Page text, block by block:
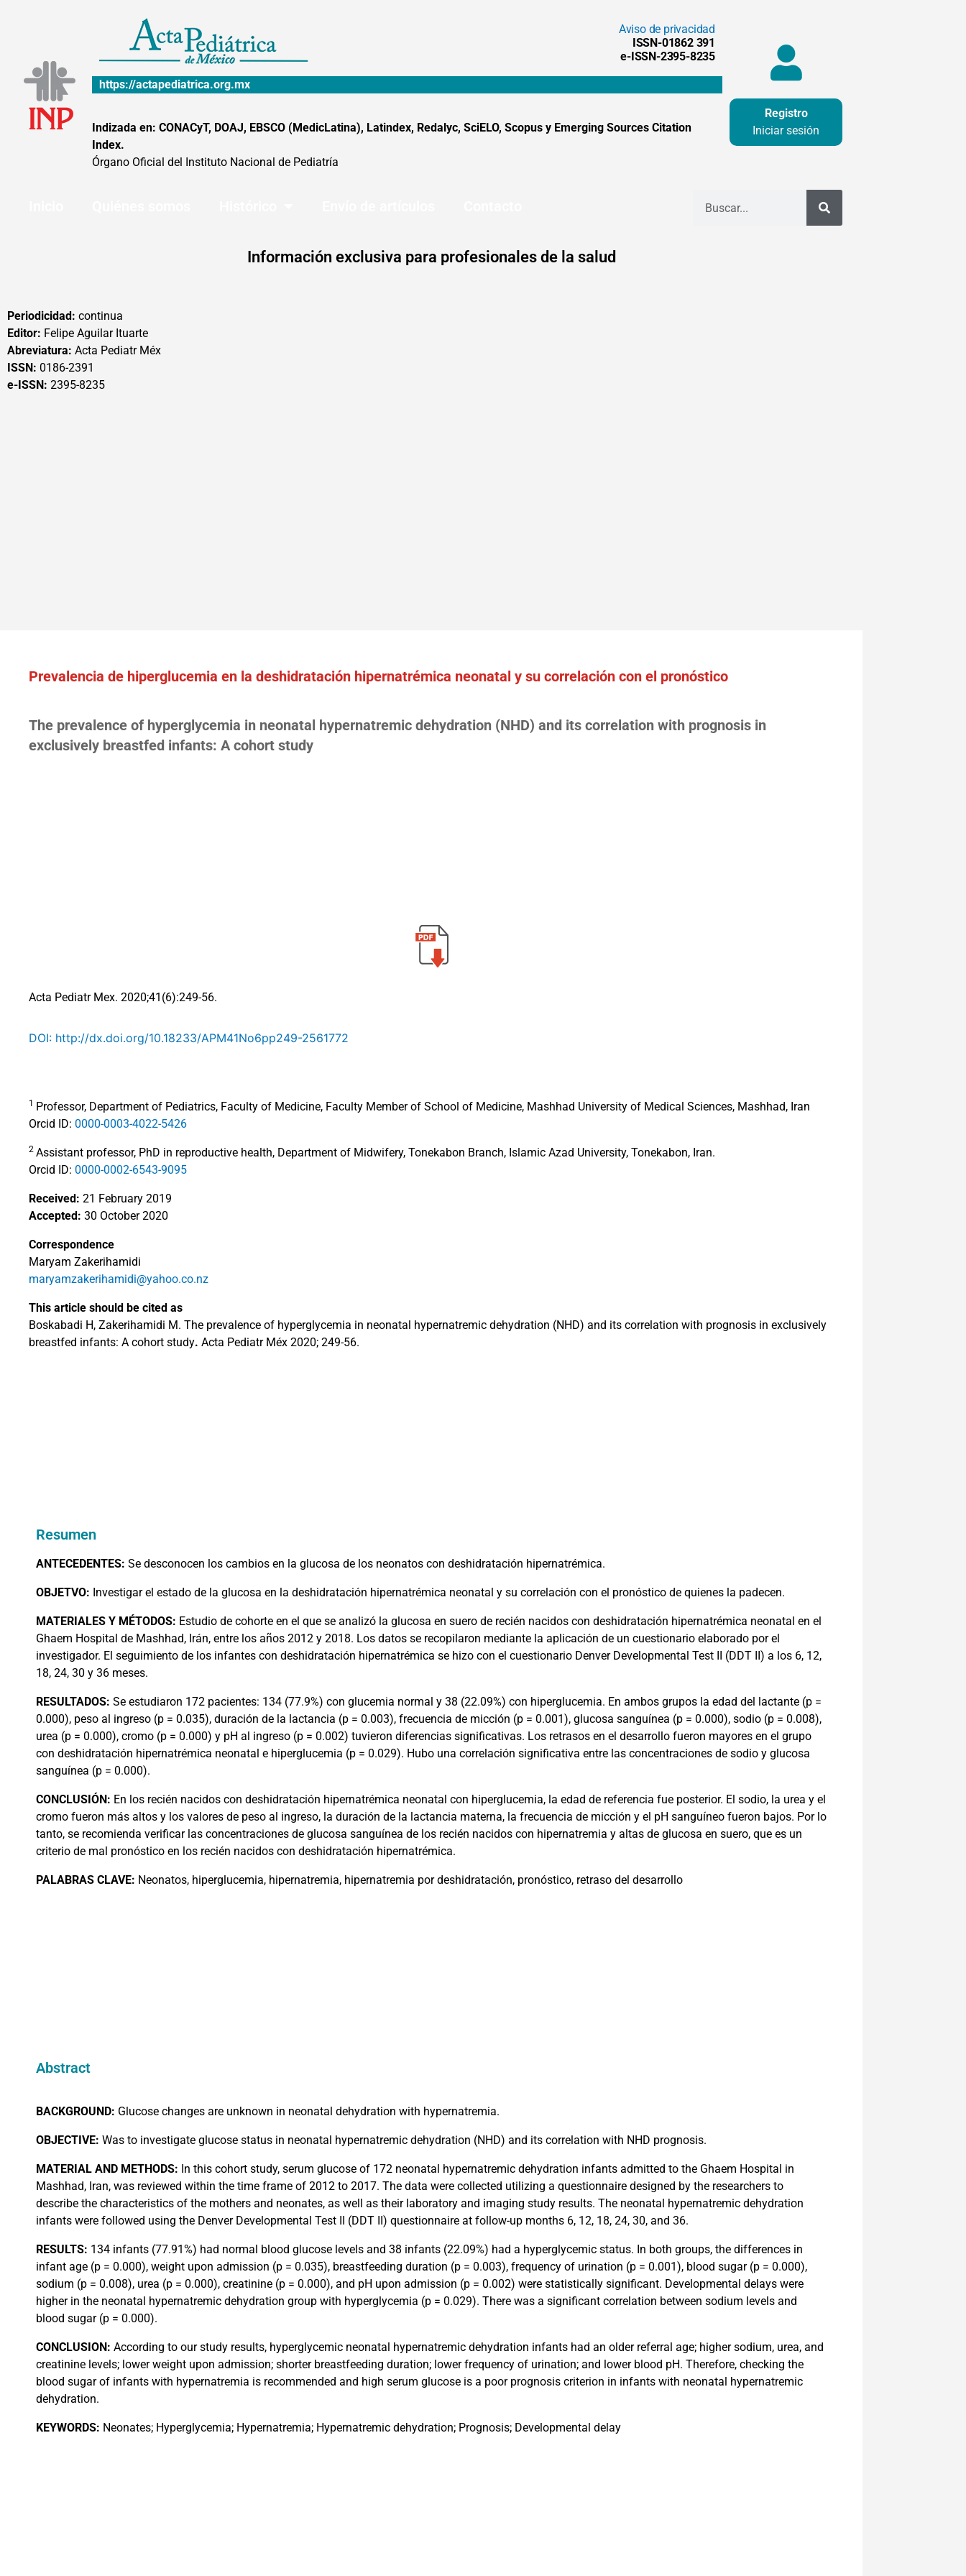
Aviso de privacidad
ISSN-01862 391
e-ISSN-2395-8235
https://actapediatrica.org.mx
Indizada en: CONACyT, DOAJ, EBSCO (MedicLatina), Latindex, Redalyc, SciELO, Scopus y Emerging Sources Citation
Index.
Órgano Oficial del Instituto Nacional de Pediatría
Registro
Iniciar sesión
Información exclusiva para profesionales de la salud
Periodicidad: continua
Editor: Felipe Aguilar Ituarte
Abreviatura: Acta Pediatr Méx
ISSN: 0186-2391
e-ISSN: 2395-8235
Prevalencia de hiperglucemia en la deshidratación hipernatrémica neonatal y su correlación con el pronóstico
The prevalence of hyperglycemia in neonatal hypernatremic dehydration (NHD) and its correlation with prognosis in
exclusively breastfed infants: A cohort study
Acta Pediatr Mex. 2020;41(6):249-56.
DOI: http://dx.doi.org/10.18233/APM41No6pp249-2561772
1 Professor, Department of Pediatrics, Faculty of Medicine, Faculty Member of School of Medicine, Mashhad University of Medical Sciences, Mashhad, Iran
Orcid ID: 0000-0003-4022-5426
2 Assistant professor, PhD in reproductive health, Department of Midwifery, Tonekabon Branch, Islamic Azad University, Tonekabon, Iran.
Orcid ID: 0000-0002-6543-9095
Received: 21 February 2019
Accepted: 30 October 2020
Correspondence
Maryam Zakerihamidi
maryamzakerihamidi@yahoo.co.nz
This article should be cited as
Boskabadi H, Zakerihamidi M. The prevalence of hyperglycemia in neonatal hypernatremic dehydration (NHD) and its correlation with prognosis in exclusively
breastfed infants: A cohort study. Acta Pediatr Méx 2020; 249-56.
Resumen
ANTECEDENTES: Se desconocen los cambios en la glucosa de los neonatos con deshidratación hipernatrémica.
OBJETVO: Investigar el estado de la glucosa en la deshidratación hipernatrémica neonatal y su correlación con el pronóstico de quienes la padecen.
MATERIALES Y MÉTODOS: Estudio de cohorte en el que se analizó la glucosa en suero de recién nacidos con deshidratación hipernatrémica neonatal en el
Ghaem Hospital de Mashhad, Irán, entre los años 2012 y 2018. Los datos se recopilaron mediante la aplicación de un cuestionario elaborado por el
investigador. El seguimiento de los infantes con deshidratación hipernatrémica se hizo con el cuestionario Denver Developmental Test II (DDT II) a los 6, 12,
18, 24, 30 y 36 meses.
RESULTADOS: Se estudiaron 172 pacientes: 134 (77.9%) con glucemia normal y 38 (22.09%) con hiperglucemia. En ambos grupos la edad del lactante (p =
0.000), peso al ingreso (p = 0.035), duración de la lactancia (p = 0.003), frecuencia de micción (p = 0.001), glucosa sanguínea (p = 0.000), sodio (p = 0.008),
urea (p = 0.000), cromo (p = 0.000) y pH al ingreso (p = 0.002) tuvieron diferencias significativas. Los retrasos en el desarrollo fueron mayores en el grupo
con deshidratación hipernatrémica neonatal e hiperglucemia (p = 0.029). Hubo una correlación significativa entre las concentraciones de sodio y glucosa
sanguínea (p = 0.000).
CONCLUSIÓN: En los recién nacidos con deshidratación hipernatrémica neonatal con hiperglucemia, la edad de referencia fue posterior. El sodio, la urea y el
cromo fueron más altos y los valores de peso al ingreso, la duración de la lactancia materna, la frecuencia de micción y el pH sanguíneo fueron bajos. Por lo
tanto, se recomienda verificar las concentraciones de glucosa sanguínea de los recién nacidos con hipernatremia y altas de glucosa en suero, que es un
criterio de mal pronóstico en los recién nacidos con deshidratación hipernatrémica.
PALABRAS CLAVE: Neonatos, hiperglucemia, hipernatremia, hipernatremia por deshidratación, pronóstico, retraso del desarrollo
Abstract
BACKGROUND: Glucose changes are unknown in neonatal dehydration with hypernatremia.
OBJECTIVE: Was to investigate glucose status in neonatal hypernatremic dehydration (NHD) and its correlation with NHD prognosis.
MATERIAL AND METHODS: In this cohort study, serum glucose of 172 neonatal hypernatremic dehydration infants admitted to the Ghaem Hospital in
Mashhad, Iran, was reviewed within the time frame of 2012 to 2017. The data were collected utilizing a questionnaire designed by the researchers to
describe the characteristics of the mothers and neonates, as well as their laboratory and imaging study results. The neonatal hypernatremic dehydration
infants were followed using the Denver Developmental Test II (DDT II) questionnaire at follow-up months 6, 12, 18, 24, 30, and 36.
RESULTS: 134 infants (77.91%) had normal blood glucose levels and 38 infants (22.09%) had a hyperglycemic status. In both groups, the differences in
infant age (p = 0.000), weight upon admission (p = 0.035), breastfeeding duration (p = 0.003), frequency of urination (p = 0.001), blood sugar (p = 0.000),
sodium (p = 0.008), urea (p = 0.000), creatinine (p = 0.000), and pH upon admission (p = 0.002) were statistically significant. Developmental delays were
higher in the neonatal hypernatremic dehydration group with hyperglycemia (p = 0.029). There was a significant correlation between sodium levels and
blood sugar (p = 0.000).
CONCLUSION: According to our study results, hyperglycemic neonatal hypernatremic dehydration infants had an older referral age; higher sodium, urea, and
creatinine levels; lower weight upon admission; shorter breastfeeding duration; lower frequency of urination; and lower blood pH. Therefore, checking the
blood sugar of infants with hypernatremia is recommended and high serum glucose is a poor prognosis criterion in infants with neonatal hypernatremic
dehydration.
KEYWORDS: Neonates; Hyperglycemia; Hypernatremia; Hypernatremic dehydration; Prognosis; Developmental delay